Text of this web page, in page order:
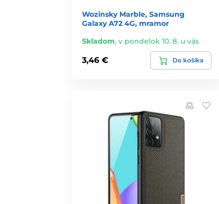
Wozinsky Marble, Samsung
Galaxy A72 4G, mramor
Skladom, v pondelok 10. 8. u vás
3,46 € Do košíka